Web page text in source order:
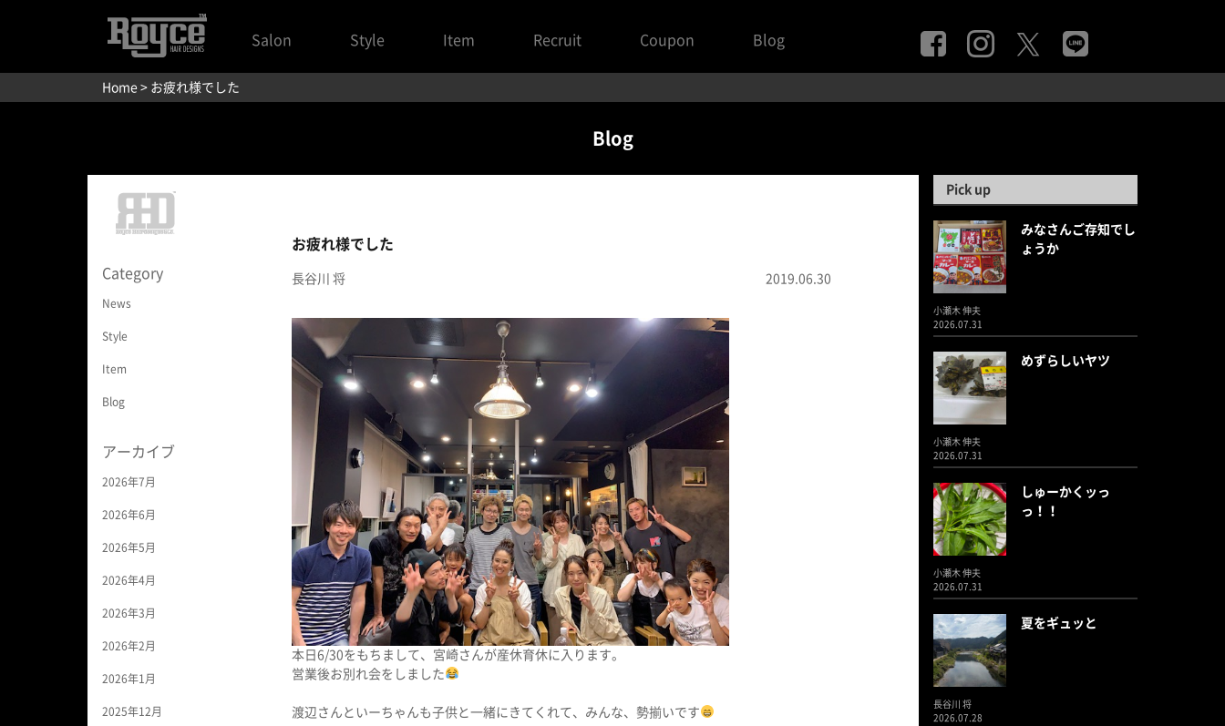
Salon Style Item Recruit Coupon Blog
Home > お疲れ様でした
Blog
Category
News
Style
Item
Blog
アーカイブ
2026年7月
2026年6月
2026年5月
2026年4月
2026年3月
2026年2月
2026年1月
2025年12月
お疲れ様でした
長谷川 将 2019.06.30
本日6/30をもちまして、宮崎さんが産休育休に入ります。
営業後お別れ会をしました
渡辺さんといーちゃんも子供と一緒にきてくれて、みんな、勢揃いです
Pick up
みなさんご存知でし
ょうか
小瀬木 伸夫
2026.07.31
めずらしいヤツ
小瀬木 伸夫
2026.07.31
しゅーかくッっ
っ！！
小瀬木 伸夫
2026.07.31
夏をギュッと
長谷川 将
2026.07.28